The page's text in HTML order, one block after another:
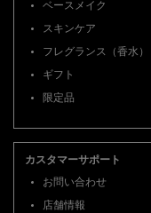
ベースメイク
スキンケア
フレグランス（香水）
ギフト
限定品
カスタマーサポート
お問い合わせ
店舗情報